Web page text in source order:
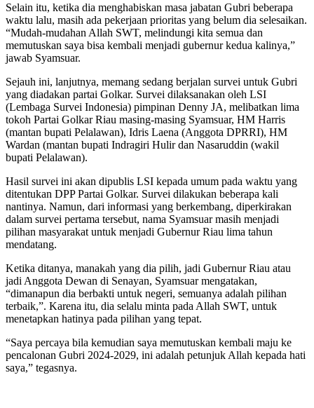
Selain itu, ketika dia menghabiskan masa jabatan Gubri beberapa
waktu lalu, masih ada pekerjaan prioritas yang belum dia selesaikan.
“Mudah-mudahan Allah SWT, melindungi kita semua dan
memutuskan saya bisa kembali menjadi gubernur kedua kalinya,”
jawab Syamsuar.
Sejauh ini, lanjutnya, memang sedang berjalan survei untuk Gubri
yang diadakan partai Golkar. Survei dilaksanakan oleh LSI
(Lembaga Survei Indonesia) pimpinan Denny JA, melibatkan lima
tokoh Partai Golkar Riau masing-masing Syamsuar, HM Harris
(mantan bupati Pelalawan), Idris Laena (Anggota DPRRI), HM
Wardan (mantan bupati Indragiri Hulir dan Nasaruddin (wakil
bupati Pelalawan).
Hasil survei ini akan dipublis LSI kepada umum pada waktu yang
ditentukan DPP Partai Golkar. Survei dilakukan beberapa kali
nantinya. Namun, dari informasi yang berkembang, diperkirakan
dalam survei pertama tersebut, nama Syamsuar masih menjadi
pilihan masyarakat untuk menjadi Gubernur Riau lima tahun
mendatang.
Ketika ditanya, manakah yang dia pilih, jadi Gubernur Riau atau
jadi Anggota Dewan di Senayan, Syamsuar mengatakan,
“dimanapun dia berbakti untuk negeri, semuanya adalah pilihan
terbaik,”. Karena itu, dia selalu minta pada Allah SWT, untuk
menetapkan hatinya pada pilihan yang tepat.
“Saya percaya bila kemudian saya memutuskan kembali maju ke
pencalonan Gubri 2024-2029, ini adalah petunjuk Allah kepada hati
saya,” tegasnya.